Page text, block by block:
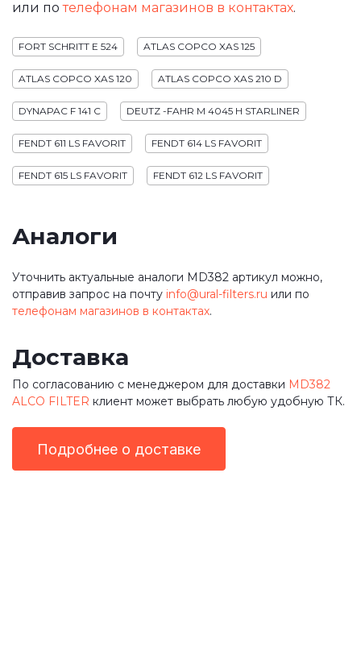
или потелефонам магазинов в контактах.
FORT SCHRITT E 524 ATLAS COPCO XAS 125
ATLAS COPCO XAS 120 ATLAS COPCO XAS 210 D
DYNAPAC F 141 C DEUTZ -FAHR M 4045 H STARLINER
FENDT 611 LS FAVORIT FENDT 614 LS FAVORIT
FENDT 615 LS FAVORIT FENDT 612 LS FAVORIT
Аналоги
Уточнить актуальные аналоги MD382 артикул можно,
отправив запрос на почту info@ural-filters.ru или по
телефонам магазинов в контактах.
Доставка
По согласованию с менеджером для доставки MD382
ALCO FILTER клиент может выбрать любую удобную ТК.
Подробнее о доставке